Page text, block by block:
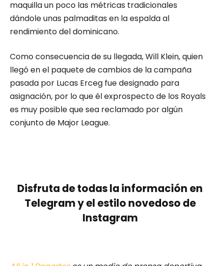
maquilla un poco las métricas tradicionales
dándole unas palmaditas en la espalda al
rendimiento del dominicano.
Como consecuencia de su llegada, Will Klein, quien
llegó en el paquete de cambios de la campaña
pasada por Lucas Erceg fue designado para
asignación, por lo que él exprospecto de los Royals
es muy posible que sea reclamado por algún
conjunto de Major League.
Disfruta de todas la información en
Telegram y el estilo novedoso de
Instagram